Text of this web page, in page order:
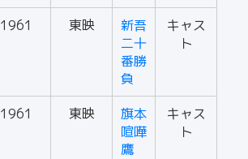
1961 東映
新吾
二十
番勝
負
キャス
ト
1961 東映
旗本
喧嘩
鷹
キャス
ト